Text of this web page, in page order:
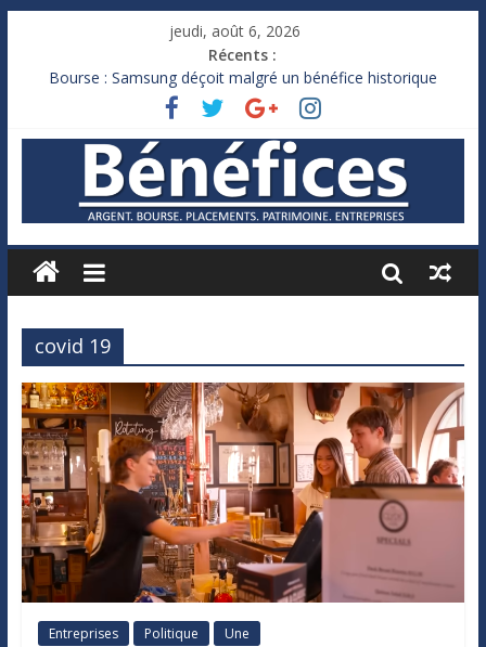
jeudi, août 6, 2026
Récents :
Bourse : Samsung déçoit malgré un bénéfice historique
Royaume-Uni : Andy Burnham recule sur l’impôt
Xavier Niel, le milliardaire qui ne touche presque rien
Ruée des fortunes russes vers l’étranger
France : le logement mis à l’épreuve par la chaleur
covid 19
Entreprises Politique Une